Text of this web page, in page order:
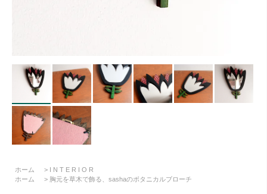
ホーム > I N T E R I O R
ホーム
> 胸元を草木で飾る、sashaのボタニカルブローチ